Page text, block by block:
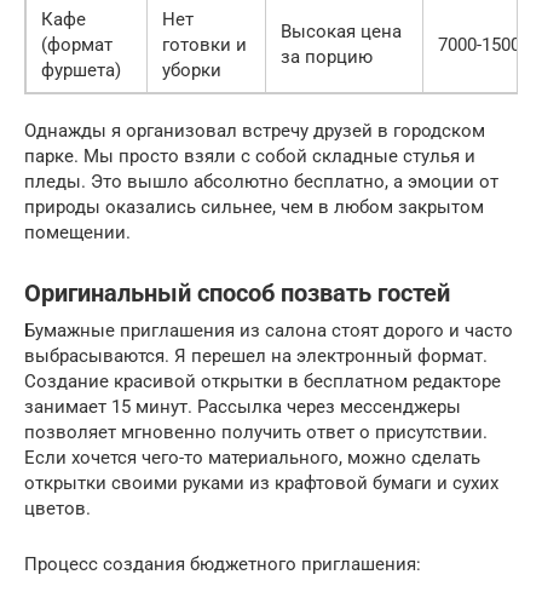
Кафе
(формат
фуршета)
Нет
готовки и
уборки
Высокая цена
за порцию
7000-15000
Однажды я организовал встречу друзей в городском
парке. Мы просто взяли с собой складные стулья и
пледы. Это вышло абсолютно бесплатно, а эмоции от
природы оказались сильнее, чем в любом закрытом
помещении.
Оригинальный способ позвать гостей
Бумажные приглашения из салона стоят дорого и часто
выбрасываются. Я перешел на электронный формат.
Создание красивой открытки в бесплатном редакторе
занимает 15 минут. Рассылка через мессенджеры
позволяет мгновенно получить ответ о присутствии.
Если хочется чего-то материального, можно сделать
открытки своими руками из крафтовой бумаги и сухих
цветов.
Процесс создания бюджетного приглашения: